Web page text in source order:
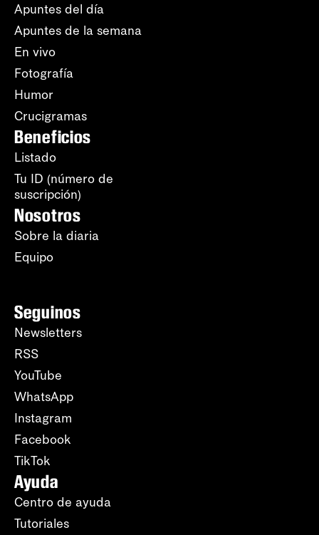
Apuntes del día
Apuntes de la semana
En vivo
Fotografía
Humor
Crucigramas
Beneficios
Listado
Tu ID (número de
suscripción)
Nosotros
Sobre la diaria
Equipo
Seguinos
Newsletters
RSS
YouTube
WhatsApp
Instagram
Facebook
TikTok
Ayuda
Centro de ayuda
Tutoriales